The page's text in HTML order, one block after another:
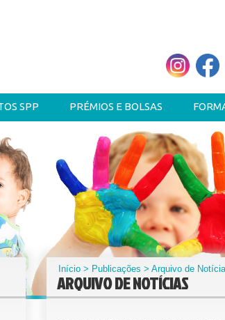
SPP PRÉMIOS E BOLSAS
Início > Publicações > Arquivo de
ARQUIVO DE NOTÍCIAS